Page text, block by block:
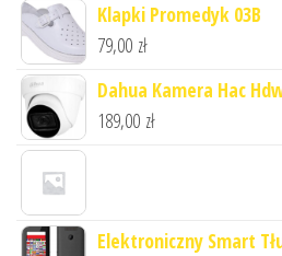
Klapki Promedyk 03B
79,00 zł
Dahua Kamera Hac
189,00 zł
Elektroniczny Smart